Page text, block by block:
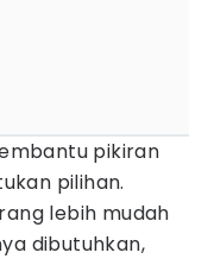
pikiran
pilihan.
lebih mudah
dibutuhkan,